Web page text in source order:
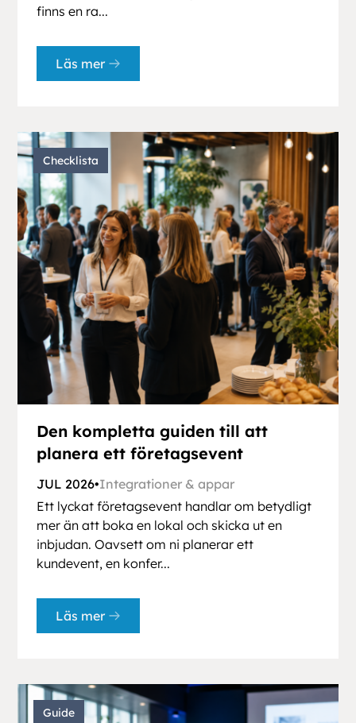
finns en ra...
Läs mer
Checklista
Den kompletta guiden till att
planera ett företagsevent
JUL 2026•Integrationer & appar
Ett lyckat företagsevent handlar om betydligt
mer än att boka en lokal och skicka ut en
inbjudan. Oavsett om ni planerar ett
kundevent, en konfer...
Läs mer
Guide